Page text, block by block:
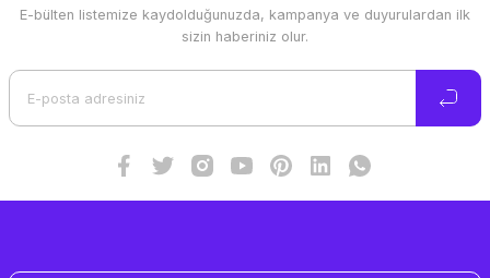
Ürün resmi kalitesiz, bozuk veya görüntülenemiyor.
E-bülten listemize kaydolduğunuzda, kampanya ve duyurulardan ilk
sizin haberiniz olur.